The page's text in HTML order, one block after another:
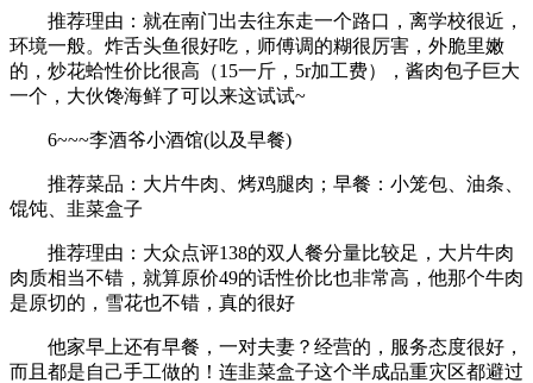
推荐理由：就在南门出去往东走一个路口，离学校很近，
环境一般。炸舌头鱼很好吃，师傅调的糊很厉害，外脆里嫩
的，炒花蛤性价比很高（15一斤，5r加工费），酱肉包子巨大
一个，大伙馋海鲜了可以来这试试~
6~~~李酒爷小酒馆(以及早餐)
推荐菜品：大片牛肉、烤鸡腿肉；早餐：小笼包、油条、
馄饨、韭菜盒子
推荐理由：大众点评138的双人餐分量比较足，大片牛肉
肉质相当不错，就算原价49的话性价比也非常高，他那个牛肉
是原切的，雪花也不错，真的很好
他家早上还有早餐，一对夫妻？经营的，服务态度很好，
而且都是自己手工做的！连韭菜盒子这个半成品重灾区都避过